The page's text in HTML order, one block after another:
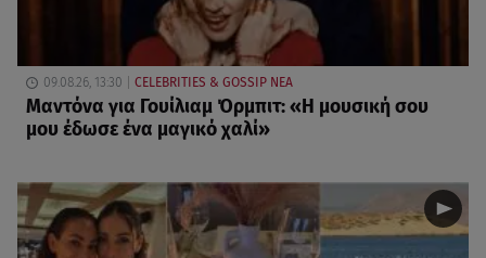
09.08.26, 13:30 CELEBRITIES & GOSSIP ΝΕΑ
Μαντόνα για Γουίλιαμ Όρμπιτ: «Η μουσική σου
μου έδωσε ένα μαγικό χαλί»